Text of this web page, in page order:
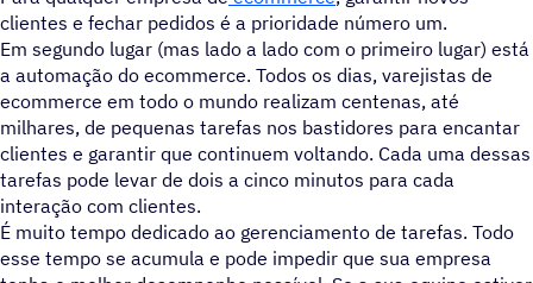
clientes e fechar pedidos é a prioridade número um.
Em segundo lugar (mas lado a lado com o primeiro lugar) est
a automação do ecommerce. Todos os dias, varejistas de
ecommerce em todo o mundo realizam centenas, até
milhares, de pequenas tarefas nos bastidores para encantar
clientes e garantir que continuem voltando. Cada uma dessas
tarefas pode levar de dois a cinco minutos para cada
interação com clientes.
É muito tempo dedicado ao gerenciamento de tarefas. Todo
esse tempo se acumula e pode impedir que sua empresa